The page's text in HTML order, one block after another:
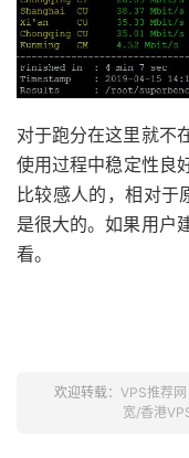
对于跑分在这里就不
使用过程中稳定性良
比较感人的，相对
是很大的。如果用户
看。
欢迎转载： VPS推荐网
宽/香港